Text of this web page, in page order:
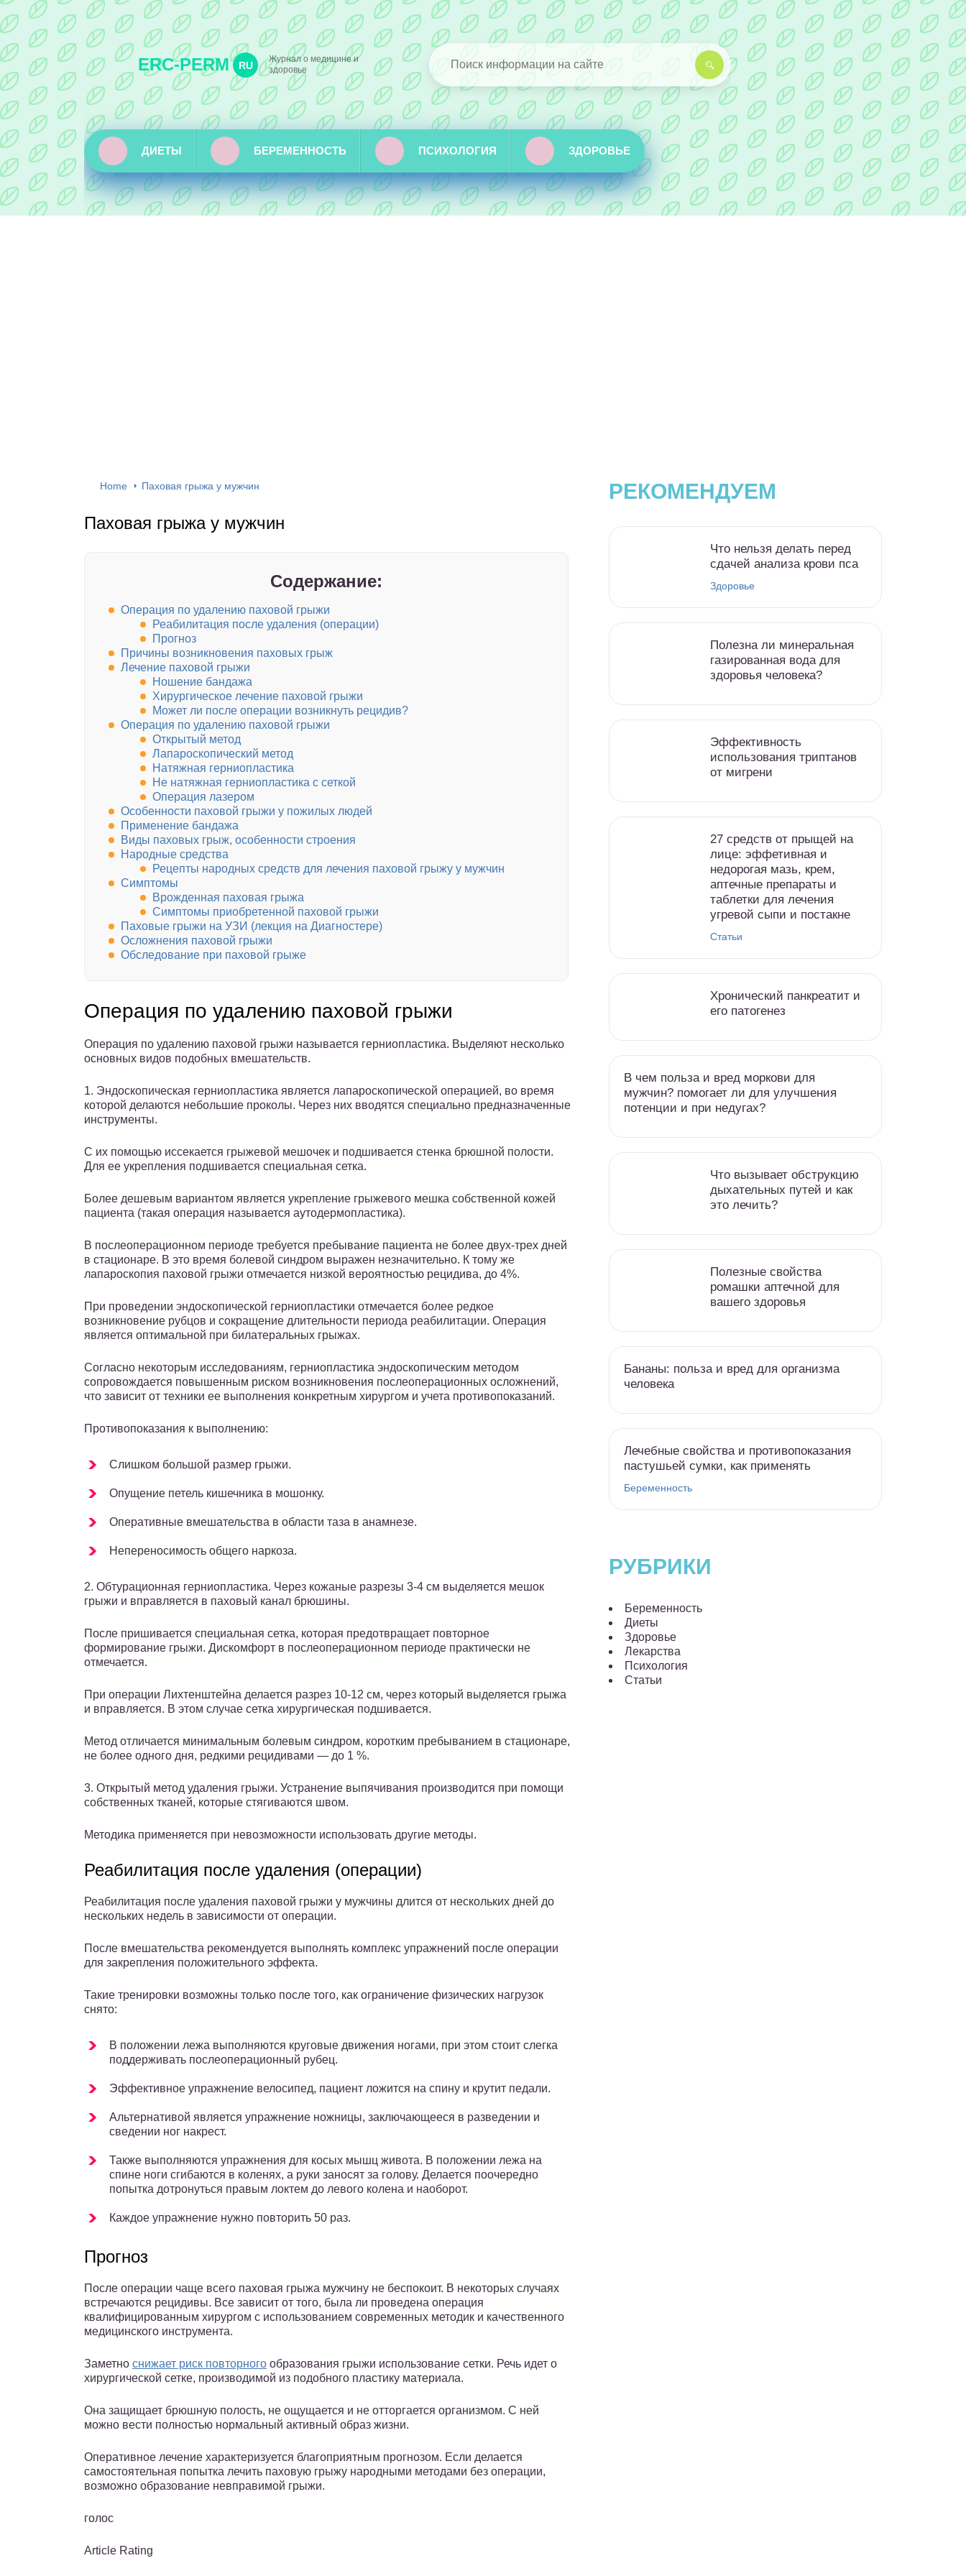
ERC-PERM RU
Журнал о медицине и
здоровье
ДИЕТЫ БЕРЕМЕННОСТЬ ПСИХОЛОГИЯ ЗДОРОВЬЕ
Home Паховая грыжа у мужчин
Паховая грыжа у мужчин
Содержание:
Операция по удалению паховой грыжи
Реабилитация после удаления (операции)
Прогноз
Причины возникновения паховых грыж
Лечение паховой грыжи
Ношение бандажа
Хирургическое лечение паховой грыжи
Может ли после операции возникнуть рецидив?
Операция по удалению паховой грыжи
Открытый метод
Лапароскопический метод
Натяжная герниопластика
Не натяжная герниопластика с сеткой
Операция лазером
Особенности паховой грыжи у пожилых людей
Применение бандажа
Виды паховых грыж, особенности строения
Народные средства
Рецепты народных средств для лечения паховой грыжу у мужчин
Симптомы
Врожденная паховая грыжа
Симптомы приобретенной паховой грыжи
Паховые грыжи на УЗИ (лекция на Диагностере)
Осложнения паховой грыжи
Обследование при паховой грыже
Операция по удалению паховой грыжи
Операция по удалению паховой грыжи называется герниопластика. Выделяют несколько
основных видов подобных вмешательств.
1. Эндоскопическая герниопластика является лапароскопической операцией, во время
которой делаются небольшие проколы. Через них вводятся специально предназначенные
инструменты.
С их помощью иссекается грыжевой мешочек и подшивается стенка брюшной полости.
Для ее укрепления подшивается специальная сетка.
Более дешевым вариантом является укрепление грыжевого мешка собственной кожей
пациента (такая операция называется аутодермопластика).
В послеоперационном периоде требуется пребывание пациента не более двух-трех дней
в стационаре. В это время болевой синдром выражен незначительно. К тому же
лапароскопия паховой грыжи отмечается низкой вероятностью рецидива, до 4%.
При проведении эндоскопической герниопластики отмечается более редкое
возникновение рубцов и сокращение длительности периода реабилитации. Операция
является оптимальной при билатеральных грыжах.
Согласно некоторым исследованиям, герниопластика эндоскопическим методом
сопровождается повышенным риском возникновения послеоперационных осложнений,
что зависит от техники ее выполнения конкретным хирургом и учета противопоказаний.
Противопоказания к выполнению:
Слишком большой размер грыжи.
Опущение петель кишечника в мошонку.
Оперативные вмешательства в области таза в анамнезе.
Непереносимость общего наркоза.
2. Обтурационная герниопластика. Через кожаные разрезы 3-4 см выделяется мешок
грыжи и вправляется в паховый канал брюшины.
После пришивается специальная сетка, которая предотвращает повторное
формирование грыжи. Дискомфорт в послеоперационном периоде практически не
отмечается.
При операции Лихтенштейна делается разрез 10-12 см, через который выделяется грыжа
и вправляется. В этом случае сетка хирургическая подшивается.
Метод отличается минимальным болевым синдром, коротким пребыванием в стационаре,
не более одного дня, редкими рецидивами — до 1 %.
3. Открытый метод удаления грыжи. Устранение выпячивания производится при помощи
собственных тканей, которые стягиваются швом.
Методика применяется при невозможности использовать другие методы.
Реабилитация после удаления (операции)
Реабилитация после удаления паховой грыжи у мужчины длится от нескольких дней до
нескольких недель в зависимости от операции.
После вмешательства рекомендуется выполнять комплекс упражнений после операции
для закрепления положительного эффекта.
Такие тренировки возможны только после того, как ограничение физических нагрузок
снято:
В положении лежа выполняются круговые движения ногами, при этом стоит слегка
поддерживать послеоперационный рубец.
Эффективное упражнение велосипед, пациент ложится на спину и крутит педали.
Альтернативой является упражнение ножницы, заключающееся в разведении и
сведении ног накрест.
Также выполняются упражнения для косых мышц живота. В положении лежа на
спине ноги сгибаются в коленях, а руки заносят за голову. Делается поочередно
попытка дотронуться правым локтем до левого колена и наоборот.
Каждое упражнение нужно повторить 50 раз.
Прогноз
После операции чаще всего паховая грыжа мужчину не беспокоит. В некоторых случаях
встречаются рецидивы. Все зависит от того, была ли проведена операция
квалифицированным хирургом с использованием современных методик и качественного
медицинского инструмента.
Заметно снижает риск повторного образования грыжи использование сетки. Речь идет о
хирургической сетке, производимой из подобного пластику материала.
Она защищает брюшную полость, не ощущается и не отторгается организмом. С ней
можно вести полностью нормальный активный образ жизни.
Оперативное лечение характеризуется благоприятным прогнозом. Если делается
самостоятельная попытка лечить паховую грыжу народными методами без операции,
возможно образование невправимой грыжи.
голос
Article Rating
РЕКОМЕНДУЕМ
Что нельзя делать перед
сдачей анализа крови пса
Здоровье
Полезна ли минеральная
газированная вода для
здоровья человека?
Эффективность
использования триптанов
от мигрени
27 средств от прыщей на
лице: эффетивная и
недорогая мазь, крем,
аптечные препараты и
таблетки для лечения
угревой сыпи и постакне
Статьи
Хронический панкреатит и
его патогенез
В чем польза и вред моркови для
мужчин? помогает ли для улучшения
потенции и при недугах?
Что вызывает обструкцию
дыхательных путей и как
это лечить?
Полезные свойства
ромашки аптечной для
вашего здоровья
Бананы: польза и вред для организма
человека
Лечебные свойства и противопоказания
пастушьей сумки, как применять
Беременность
РУБРИКИ
Беременность
Диеты
Здоровье
Лекарства
Психология
Статьи